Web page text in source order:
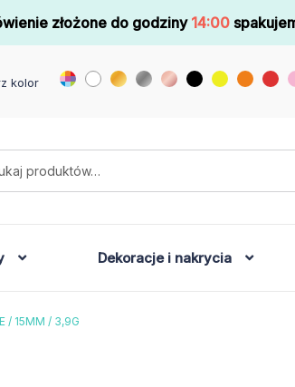
złożone do godziny14:00
kolor
Dekoracje i nakrycia
/ 15MM / 3,9G